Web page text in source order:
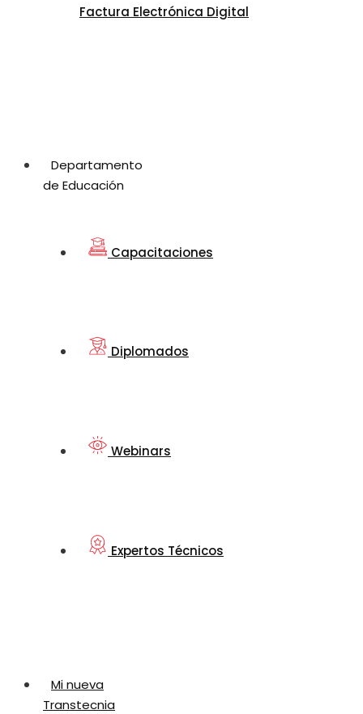
Factura Electrónica Digital
Departamento
de Educación
Capacitaciones
Diplomados
Webinars
Expertos Técnicos
Mi nueva
Transtecnia